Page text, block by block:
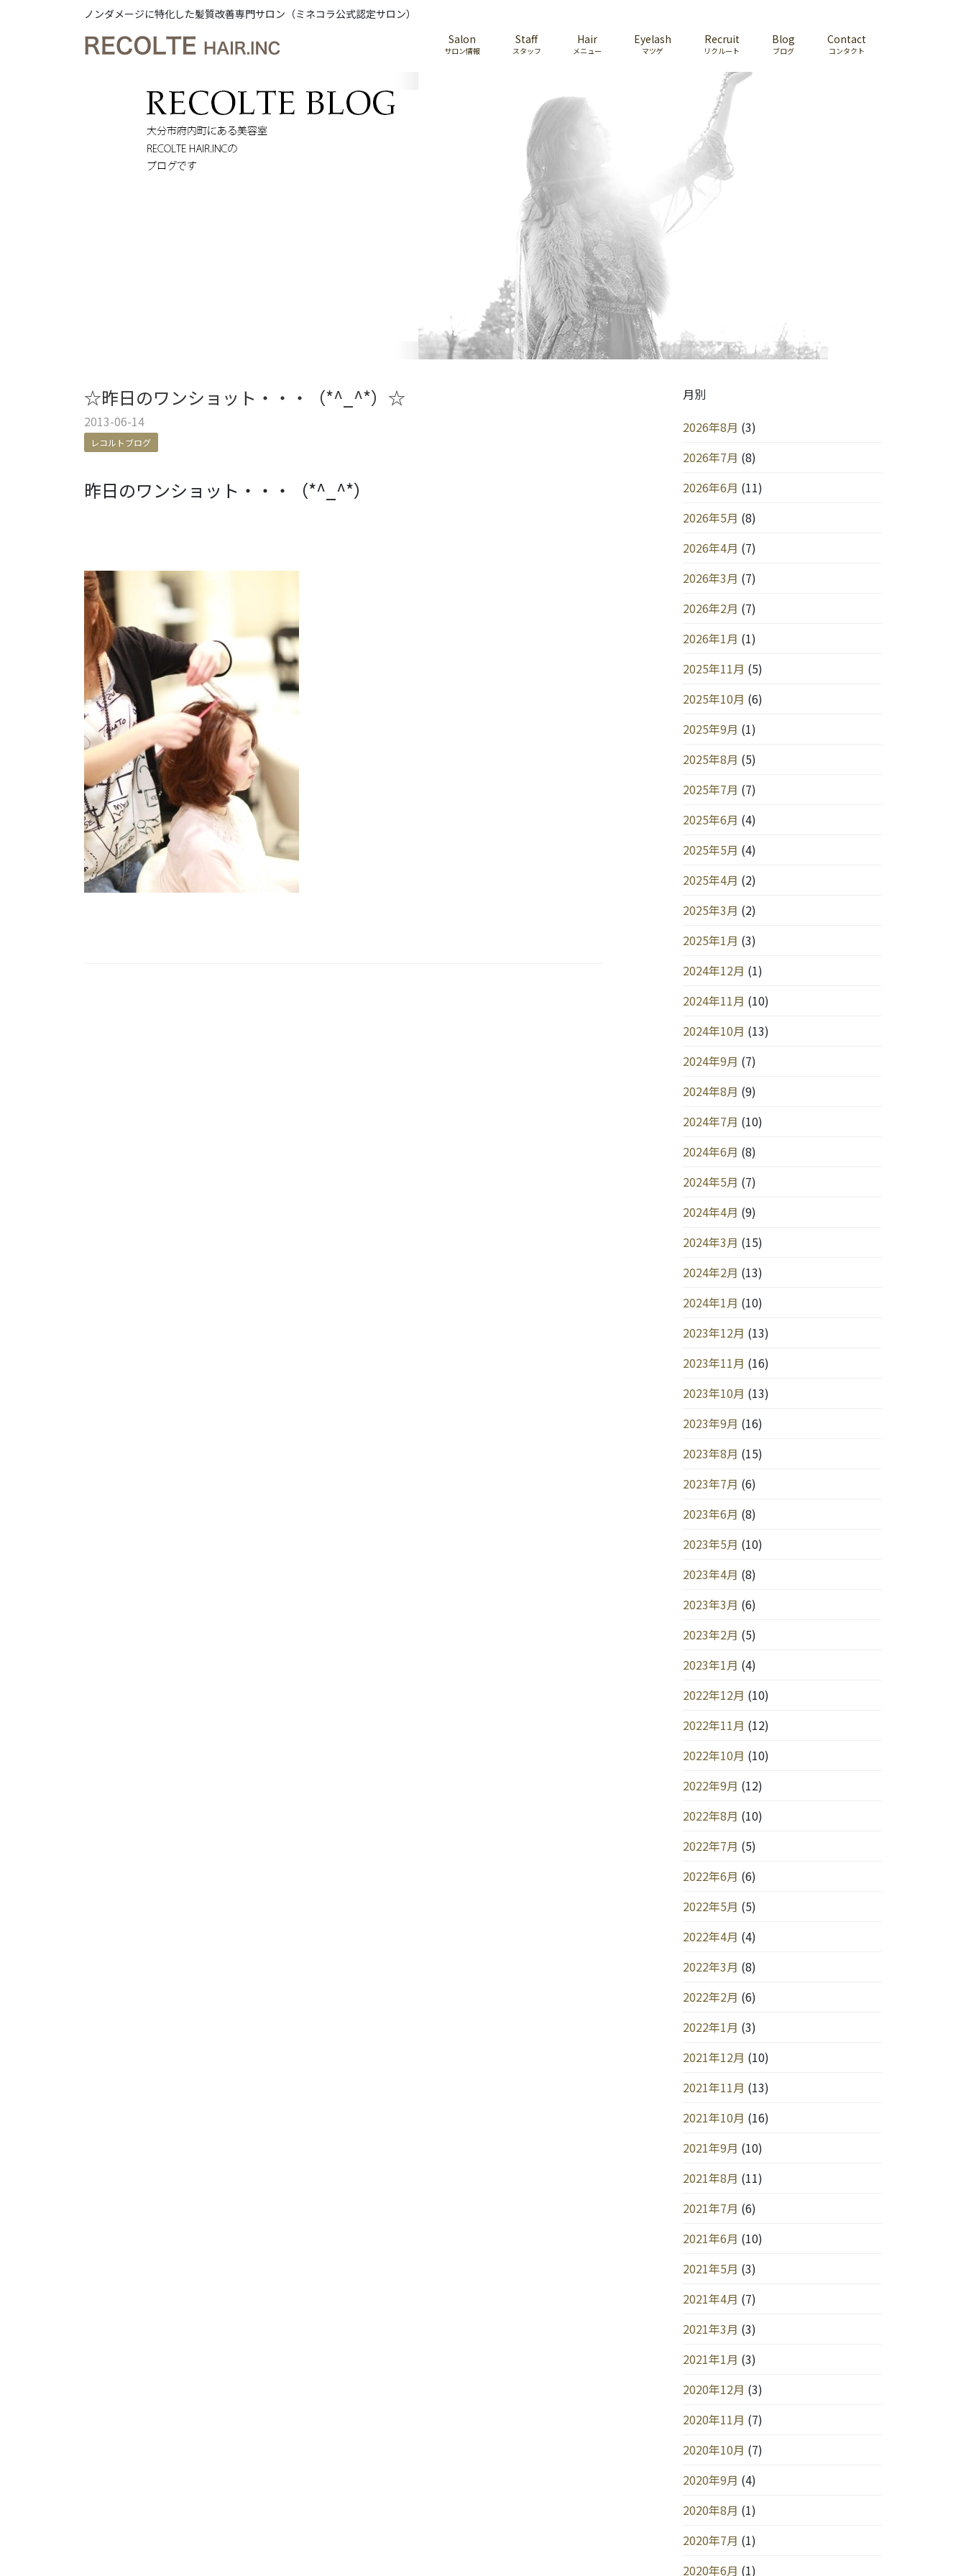
ノンダメージに特化した髪質改善専門サロン（ミネコラ公式認定サロン）
Salon
サロン情報
Staff
スタッフ
Hair
メニュー
Eyelash
マツゲ
Recruit
リクルート
Blog
ブログ
Contact
コンタクト
☆昨日のワンショット・・・（*^_^*）☆
2013-06-14
レコルトブログ
昨日のワンショット・・・（*^_^*）
月別
2026年8月 (3)
2026年7月 (8)
2026年6月 (11)
2026年5月 (8)
2026年4月 (7)
2026年3月 (7)
2026年2月 (7)
2026年1月 (1)
2025年11月 (5)
2025年10月 (6)
2025年9月 (1)
2025年8月 (5)
2025年7月 (7)
2025年6月 (4)
2025年5月 (4)
2025年4月 (2)
2025年3月 (2)
2025年1月 (3)
2024年12月 (1)
2024年11月 (10)
2024年10月 (13)
2024年9月 (7)
2024年8月 (9)
2024年7月 (10)
2024年6月 (8)
2024年5月 (7)
2024年4月 (9)
2024年3月 (15)
2024年2月 (13)
2024年1月 (10)
2023年12月 (13)
2023年11月 (16)
2023年10月 (13)
2023年9月 (16)
2023年8月 (15)
2023年7月 (6)
2023年6月 (8)
2023年5月 (10)
2023年4月 (8)
2023年3月 (6)
2023年2月 (5)
2023年1月 (4)
2022年12月 (10)
2022年11月 (12)
2022年10月 (10)
2022年9月 (12)
2022年8月 (10)
2022年7月 (5)
2022年6月 (6)
2022年5月 (5)
2022年4月 (4)
2022年3月 (8)
2022年2月 (6)
2022年1月 (3)
2021年12月 (10)
2021年11月 (13)
2021年10月 (16)
2021年9月 (10)
2021年8月 (11)
2021年7月 (6)
2021年6月 (10)
2021年5月 (3)
2021年4月 (7)
2021年3月 (3)
2021年1月 (3)
2020年12月 (3)
2020年11月 (7)
2020年10月 (7)
2020年9月 (4)
2020年8月 (1)
2020年7月 (1)
2020年6月 (1)